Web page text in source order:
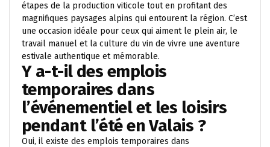
étapes de la production viticole tout en profitant des
magnifiques paysages alpins qui entourent la région. C’est
une occasion idéale pour ceux qui aiment le plein air, le
travail manuel et la culture du vin de vivre une aventure
estivale authentique et mémorable.
Y a-t-il des emplois
temporaires dans
l’événementiel et les loisirs
pendant l’été en Valais ?
Oui, il existe des emplois temporaires dans